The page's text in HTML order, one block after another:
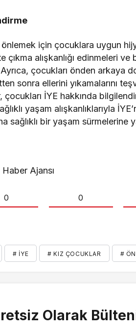
için çocuklara uygun
çıkma alışkanlığı edinmeleri
çocukları önden arkaya
sonra ellerini yıkamalarını
çocukları İYE hakkında
yaşam alışkanlıklarıyla
sağlıklı bir yaşam sürmelerine
Ajansı
0 0
# İYE # KIZ ÇOCUKLAR #
Olarak